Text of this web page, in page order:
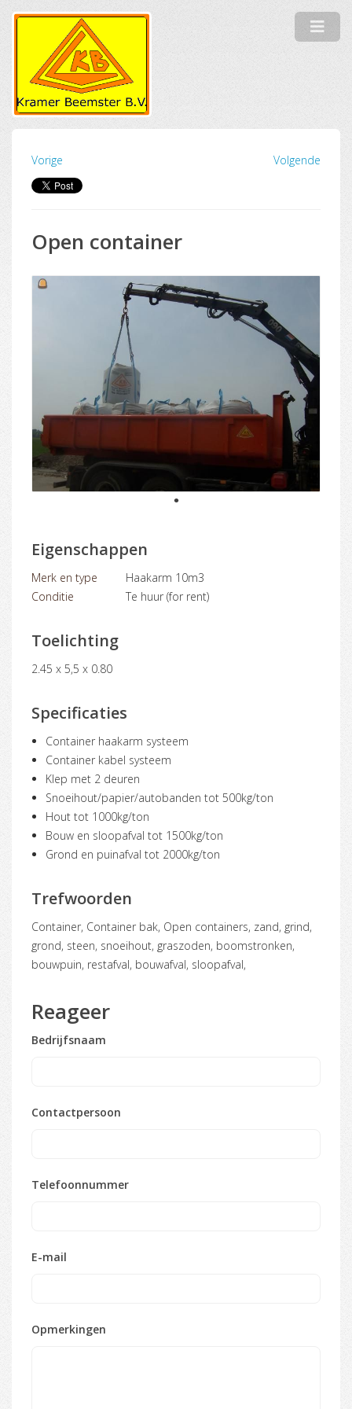
Vorige Volgende
Open container
1
Eigenschappen
Merk en type
Haakarm 10m3
Conditie
Te huur (for rent)
Toelichting
2.45 x 5,5 x 0.80
Specificaties
Container haakarm systeem
Container kabel systeem
Klep met 2 deuren
Snoeihout/papier/autobanden tot 500kg/ton
Hout tot 1000kg/ton
Bouw en sloopafval tot 1500kg/ton
Grond en puinafval tot 2000kg/ton
Trefwoorden
container, Container bak, Open containers, zand, grind,
grond, steen, snoeihout, graszoden, boomstronken,
bouwpuin, restafval, bouwafval, sloopafval,
Reageer
Bedrijfsnaam
Contactpersoon
Telefoonnummer
E-mail
Opmerkingen